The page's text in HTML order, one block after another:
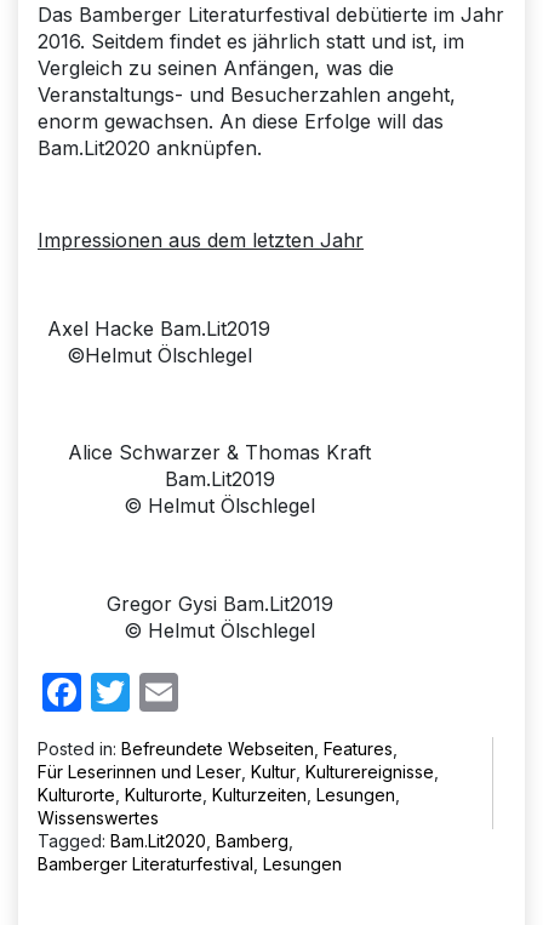
Das Bamberger Literaturfestival debütierte im Jahr
2016. Seitdem findet es jährlich statt und ist, im
Vergleich zu seinen Anfängen, was die
Veranstaltungs- und Besucherzahlen angeht,
enorm gewachsen. An diese Erfolge will das
Bam.Lit2020 anknüpfen.
Impressionen aus dem letzten Jahr
Axel Hacke Bam.Lit2019
©Helmut Ölschlegel
Alice Schwarzer & Thomas Kraft
Bam.Lit2019
© Helmut Ölschlegel
Gregor Gysi Bam.Lit2019
© Helmut Ölschlegel
Facebook
Twitter
Posted in: Befreundete Webseiten Features
Für Leserinnen und Leser Kultur Kulturereignisse
Kulturorte Kulturorte Kulturzeiten Lesungen
Wissenswertes
Tagged: Bam.Lit2020 Bamberg
Bamberger Literaturfestival Lesungen